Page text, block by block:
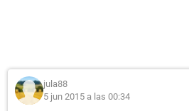
jula88
5 jun 2015 a las 00:34